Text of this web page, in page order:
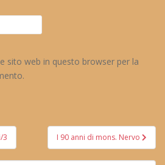
sito web in questo browser per la
3 I 90 anni di mons. Nervo